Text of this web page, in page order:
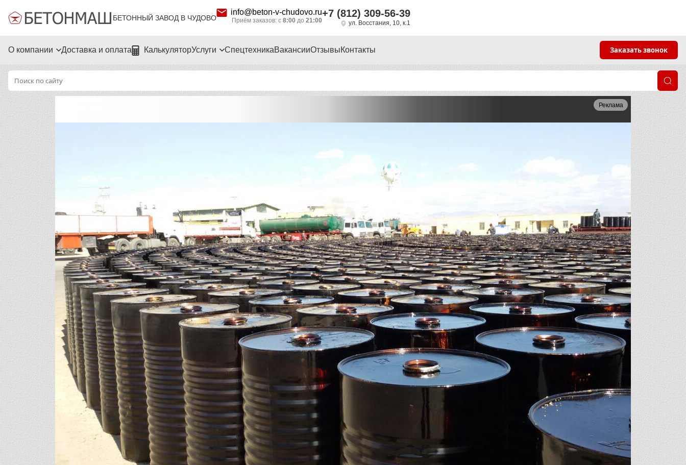
БЕТОННЫЙ ЗАВОД В ЧУДОВО
info@beton-v-chudovo.ru
Приём заказов: с 8:00 до 21:00
+7 (812) 309-56-39
ул. Восстания, 10, к.1
О компании Доставка и оплата КалькуляторУслуги СпецтехникаВакансииОтзывыКонтакты Заказать звонок
Реклама